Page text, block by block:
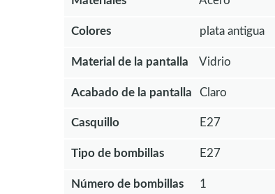
Colores plata antigua
Material de la pantalla Vidrio
Acabado de la pantalla Claro
Casquillo E27
Tipo de bombillas E27
Número de bombillas 1